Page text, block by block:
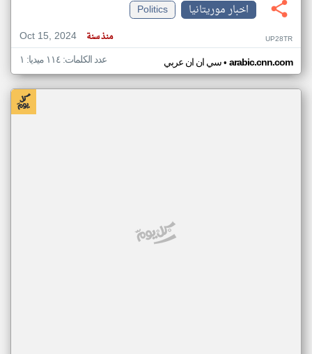
اخبار موريتانيا
Politics
Oct 15, 2024
منذ سنة UP28TR
سي ان ان عربي• arabic.cnn.com عدد الكلمات: ١١٤ ميديا: ١